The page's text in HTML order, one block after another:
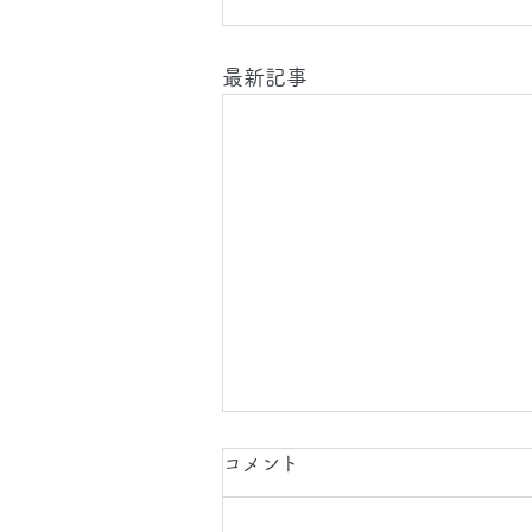
最新記事
2026.8.7(金)
コメント